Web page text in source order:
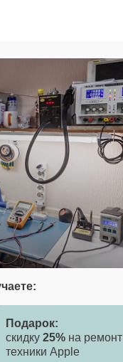
Подарок:
скидку 25% на ремонт
техники Apple